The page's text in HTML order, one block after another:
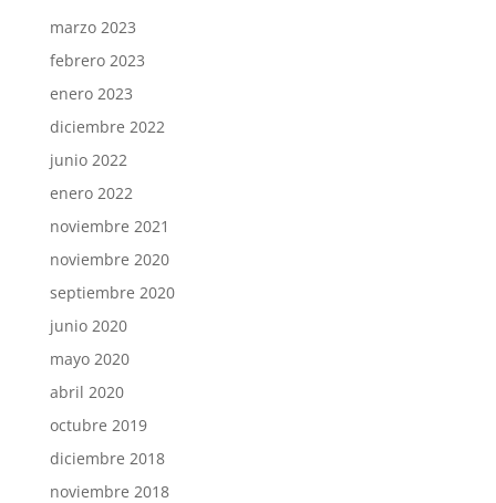
marzo 2023
febrero 2023
enero 2023
diciembre 2022
junio 2022
enero 2022
noviembre 2021
noviembre 2020
septiembre 2020
junio 2020
mayo 2020
abril 2020
octubre 2019
diciembre 2018
noviembre 2018